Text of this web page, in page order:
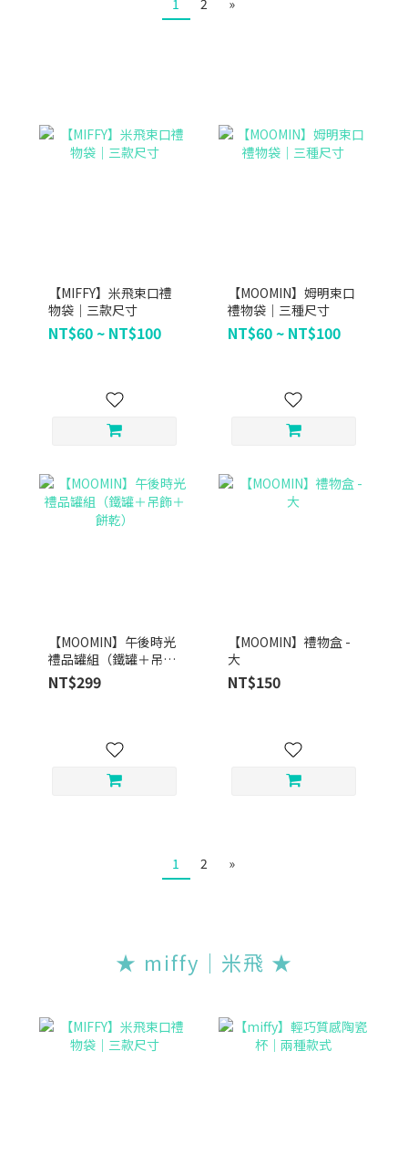
1 2 »
【MIFFY】米飛束口禮
物袋｜三款尺寸
NT$60 ~ NT$100
【MOOMIN】姆明束口
禮物袋｜三種尺寸
NT$60 ~ NT$100
【MOOMIN】午後時光
禮品罐組（鐵罐＋吊飾
＋餅乾）
NT$299
【MOOMIN】禮物盒 -
大
NT$150
1 2 »
★ miffy｜米飛 ★